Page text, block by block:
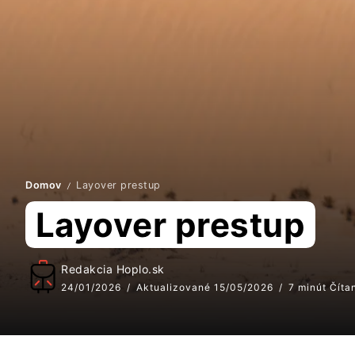
Domov / Layover prestup
Layover prestup
Redakcia Hoplo.sk
24/01/2026 Aktualizované 15/05/2026 7 minút